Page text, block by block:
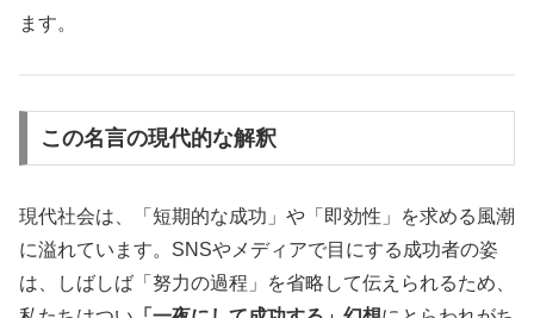
ます。
この名言の現代的な解釈
現代社会は、「短期的な成功」や「即効性」を求める風潮
に溢れています。SNSやメディアで目にする成功者の姿
は、しばしば「努力の過程」を省略して伝えられるため、